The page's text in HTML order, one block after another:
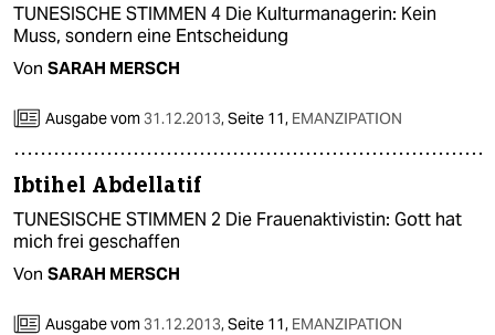
TUNESISCHE STIMMEN 4 Die Kulturmanagerin: Kein
Muss, sondern eine Entscheidung
Von SARAH MERSCH
Ausgabe vom31.12.2013,Seite 11, EMANZIPATION
Ibtihel Abdellatif
TUNESISCHE STIMMEN 2 Die Frauenaktivistin: Gott hat
mich frei geschaffen
Von SARAH MERSCH
Ausgabe vom31.12.2013,Seite 11, EMANZIPATION